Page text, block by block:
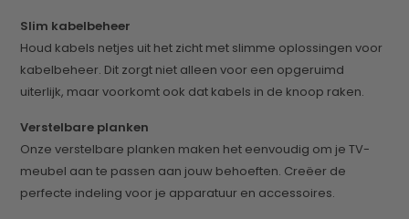
Slim kabelbeheer
Houd kabels netjes uit het zicht met slimme oplossingen voor
kabelbeheer. Dit zorgt niet alleen voor een opgeruimd
uiterlijk, maar voorkomt ook dat kabels in de knoop raken.
Verstelbare planken
Onze verstelbare planken maken het eenvoudig om je TV-
meubel aan te passen aan jouw behoeften. Creëer de
perfecte indeling voor je apparatuur en accessoires.